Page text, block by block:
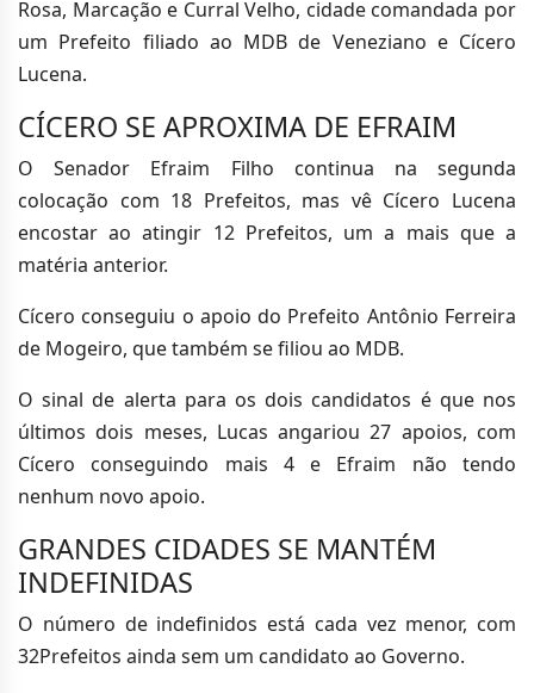
Rosa, Marcação e Curral Velho, cidade comandada por
um Prefeito filiado ao MDB de Veneziano e Cícero
Lucena.
CÍCERO SE APROXIMA DE EFRAIM
O Senador Efraim Filho continua na segunda
colocação com 18 Prefeitos, mas vê Cícero Lucena
encostar ao atingir 12 Prefeitos, um a mais que a
matéria anterior.
Cícero conseguiu o apoio do Prefeito Antônio Ferreira
de Mogeiro, que também se filiou ao MDB.
O sinal de alerta para os dois candidatos é que nos
últimos dois meses, Lucas angariou 27 apoios, com
Cícero conseguindo mais 4 e Efraim não tendo
nenhum novo apoio.
GRANDES CIDADES SE MANTÉM
INDEFINIDAS
O número de indefinidos está cada vez menor, com
32Prefeitos ainda sem um candidato ao Governo.